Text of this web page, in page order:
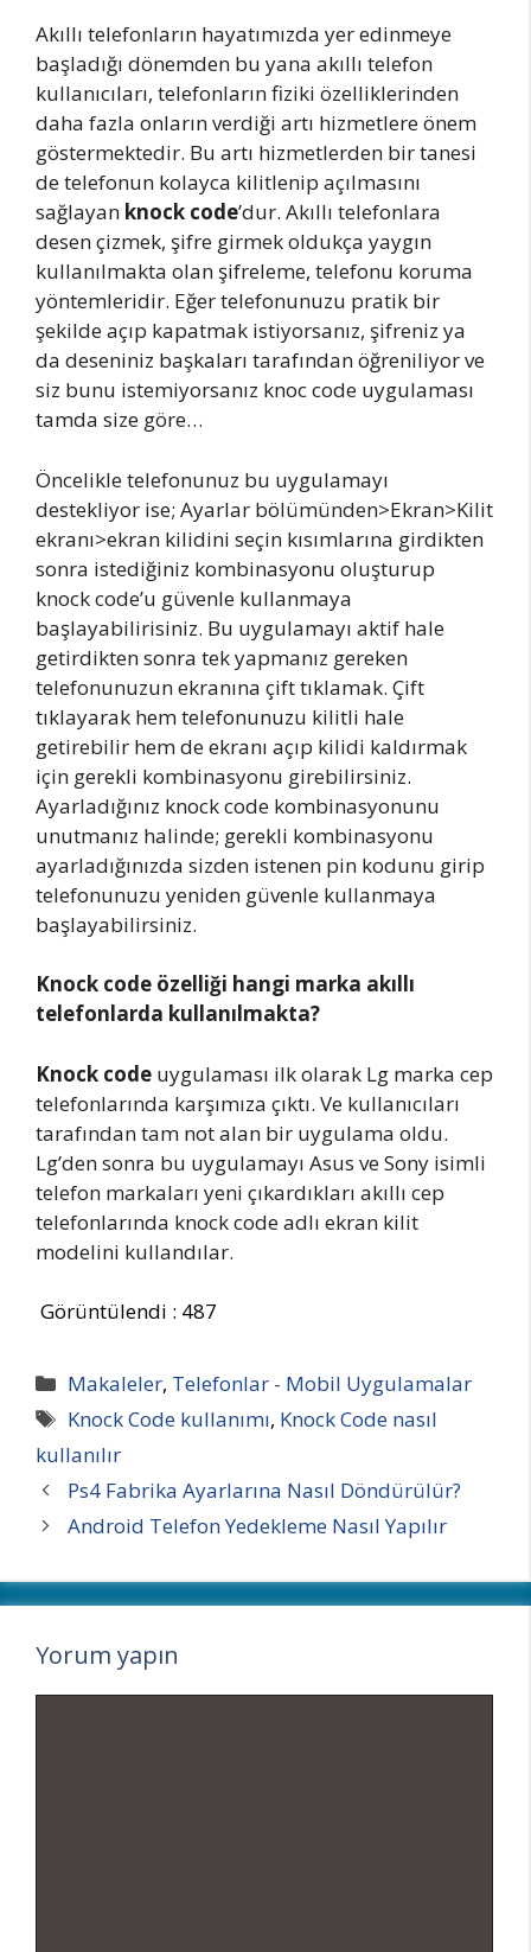
Akıllı telefonların hayatımızda yer edinmeye
başladığı dönemden bu yana akıllı telefon
kullanıcıları, telefonların fiziki özelliklerinden
daha fazla onların verdiği artı hizmetlere önem
göstermektedir. Bu artı hizmetlerden bir tanesi
de telefonun kolayca kilitlenip açılmasını
sağlayan knock code’dur. Akıllı telefonlara
desen çizmek, şifre girmek oldukça yaygın
kullanılmakta olan şifreleme, telefonu koruma
yöntemleridir. Eğer telefonunuzu pratik bir
şekilde açıp kapatmak istiyorsanız, şifreniz ya
da deseniniz başkaları tarafından öğreniliyor ve
siz bunu istemiyorsanız knoc code uygulaması
tamda size göre…
Öncelikle telefonunuz bu uygulamayı
destekliyor ise; Ayarlar bölümünden>Ekran>Kilit
ekranı>ekran kilidini seçin kısımlarına girdikten
sonra istediğiniz kombinasyonu oluşturup
knock code’u güvenle kullanmaya
başlayabilirisiniz. Bu uygulamayı aktif hale
getirdikten sonra tek yapmanız gereken
telefonunuzun ekranına çift tıklamak. Çift
tıklayarak hem telefonunuzu kilitli hale
getirebilir hem de ekranı açıp kilidi kaldırmak
için gerekli kombinasyonu girebilirsiniz.
Ayarladığınız knock code kombinasyonunu
unutmanız halinde; gerekli kombinasyonu
ayarladığınızda sizden istenen pin kodunu girip
telefonunuzu yeniden güvenle kullanmaya
başlayabilirsiniz.
Knock code özelliği hangi marka akıllı
telefonlarda kullanılmakta?
Knock code uygulaması ilk olarak Lg marka cep
telefonlarında karşımıza çıktı. Ve kullanıcıları
tarafından tam not alan bir uygulama oldu.
Lg’den sonra bu uygulamayı Asus ve Sony isimli
telefon markaları yeni çıkardıkları akıllı cep
telefonlarında knock code adlı ekran kilit
modelini kullandılar.
Görüntülendi : 487
Kategoriler
Makaleler, Telefonlar - Mobil Uygulamalar
Etiketler
Knock Code kullanımı, Knock Code nasıl
kullanılır
Ps4 Fabrika Ayarlarına Nasıl Döndürülür?
Android Telefon Yedekleme Nasıl Yapılır
Yorum yapın